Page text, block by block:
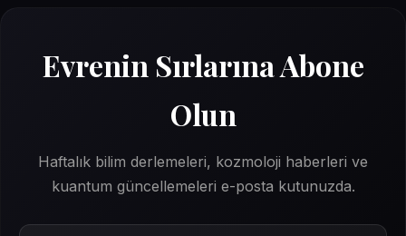
Evrenin Sırlarına Abone
Olun
Haftalık bilim derlemeleri, kozmoloji haberleri ve
kuantum güncellemeleri e-posta kutunuzda.